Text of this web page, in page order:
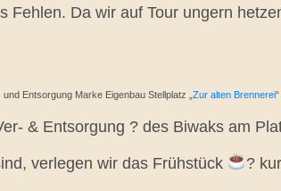
Da wir auf Tour ungern
und Entsorgung Marke Eigenbau Stellplatz „ Zur alten Brennerei
& Entsorgung ? des Biwaks am
verlegen wir das Frühstück ?